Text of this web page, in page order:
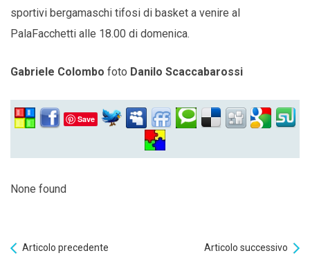
sportivi bergamaschi tifosi di basket a venire al
PalaFacchetti alle 18.00 di domenica.
Gabriele Colombo foto Danilo Scaccabarossi
Save
None found
Articolo precedente Articolo successivo